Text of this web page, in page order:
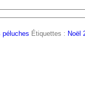
péluches Étiquettes : Noël